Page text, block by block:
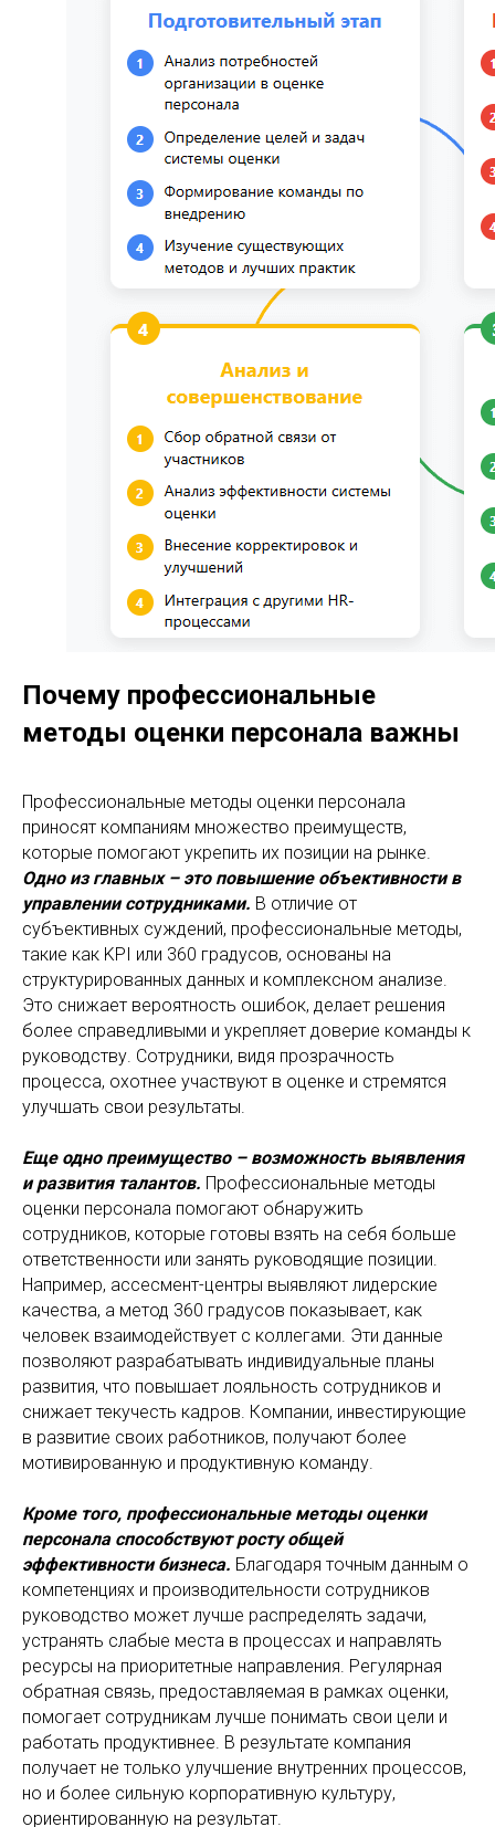
Почему профессиональные
методы оценки персонала важны
Профессиональные методы оценки персонала
приносят компаниям множество преимуществ,
которые помогают укрепить их позиции на рынке.
Одно из главных – это повышение объективности в
управлении сотрудниками. В отличие от
субъективных суждений, профессиональные методы,
такие как KPI или 360 градусов, основаны на
структурированных данных и комплексном анализе.
Это снижает вероятность ошибок, делает решения
более справедливыми и укрепляет доверие команды к
руководству. Сотрудники, видя прозрачность
процесса, охотнее участвуют в оценке и стремятся
улучшать свои результаты.
Еще одно преимущество – возможность выявления
и развития талантов. Профессиональные методы
оценки персонала помогают обнаружить
сотрудников, которые готовы взять на себя больше
ответственности или занять руководящие позиции.
Например, ассесмент-центры выявляют лидерские
качества, а метод 360 градусов показывает, как
человек взаимодействует с коллегами. Эти данные
позволяют разрабатывать индивидуальные планы
развития, что повышает лояльность сотрудников и
снижает текучесть кадров. Компании, инвестирующие
в развитие своих работников, получают более
мотивированную и продуктивную команду.
Кроме того, профессиональные методы оценки
персонала способствуют росту общей
эффективности бизнеса. Благодаря точным данным о
компетенциях и производительности сотрудников
руководство может лучше распределять задачи,
устранять слабые места в процессах и направлять
ресурсы на приоритетные направления. Регулярная
обратная связь, предоставляемая в рамках оценки,
помогает сотрудникам лучше понимать свои цели и
работать продуктивнее. В результате компания
получает не только улучшение внутренних процессов,
но и более сильную корпоративную культуру,
ориентированную на результат.